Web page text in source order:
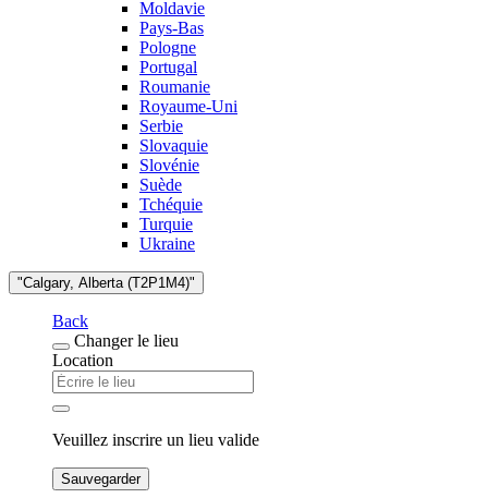
Moldavie
Pays-Bas
Pologne
Portugal
Roumanie
Royaume-Uni
Serbie
Slovaquie
Slovénie
Suède
Tchéquie
Turquie
Ukraine
"Calgary, Alberta (T2P1M4)"
Back
Changer le lieu
Location
Veuillez inscrire un lieu valide
Sauvegarder